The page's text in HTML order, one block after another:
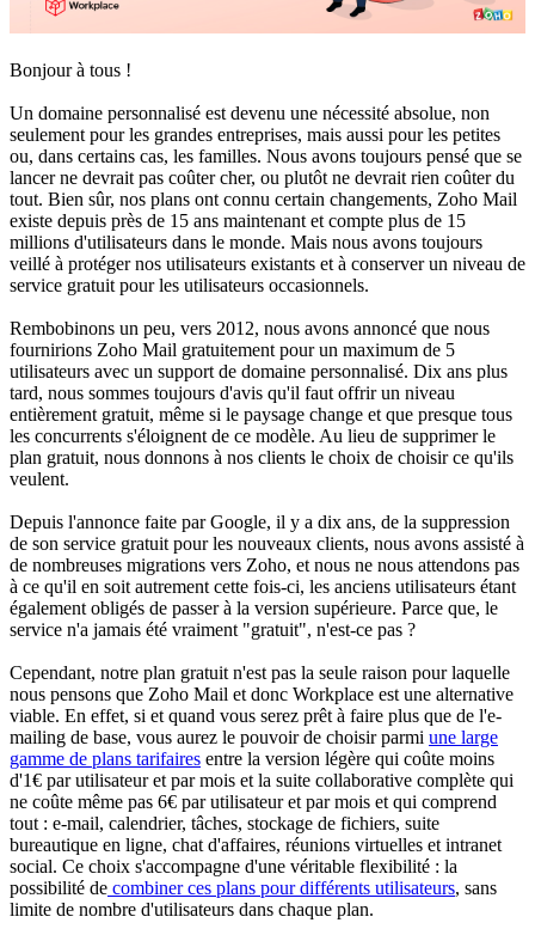
Bonjour à tous !
Un domaine personnalisé est devenu une nécessité absolue, non
seulement pour les grandes entreprises, mais aussi pour les petites
ou, dans certains cas, les familles. Nous avons toujours pensé que se
lancer ne devrait pas coûter cher, ou plutôt ne devrait rien coûter du
tout. Bien sûr, nos plans ont connu certain changements, Zoho Mail
existe depuis près de 15 ans maintenant et compte plus de 15
millions d'utilisateurs dans le monde. Mais nous avons toujours
veillé à protéger nos utilisateurs existants et à conserver un niveau de
service gratuit pour les utilisateurs occasionnels.
Rembobinons un peu, vers 2012, nous avons annoncé que nous
fournirions Zoho Mail gratuitement pour un maximum de 5
utilisateurs avec un support de domaine personnalisé. Dix ans plus
tard, nous sommes toujours d'avis qu'il faut offrir un niveau
entièrement gratuit, même si le paysage change et que presque tous
les concurrents s'éloignent de ce modèle. Au lieu de supprimer le
plan gratuit, nous donnons à nos clients le choix de choisir ce qu'ils
veulent.
Depuis l'annonce faite par Google, il y a dix ans, de la suppression
de son service gratuit pour les nouveaux clients, nous avons assisté à
de nombreuses migrations vers Zoho, et nous ne nous attendons pas
à ce qu'il en soit autrement cette fois-ci, les anciens utilisateurs étant
également obligés de passer à la version supérieure. Parce que, le
service n'a jamais été vraiment "gratuit", n'est-ce pas ?
Cependant, notre plan gratuit n'est pas la seule raison pour laquelle
nous pensons que Zoho Mail et donc Workplace est une alternative
viable. En effet, si et quand vous serez prêt à faire plus que de l'e-
mailing de base, vous aurez le pouvoir de choisir parmi une large
gamme de plans tarifaires entre la version légère qui coûte moins
d'1€ par utilisateur et par mois et la suite collaborative complète qui
ne coûte même pas 6€ par utilisateur et par mois et qui comprend
tout : e-mail, calendrier, tâches, stockage de fichiers, suite
bureautique en ligne, chat d'affaires, réunions virtuelles et intranet
social. Ce choix s'accompagne d'une véritable flexibilité : la
possibilité de combiner ces plans pour différents utilisateurs, sans
limite de nombre d'utilisateurs dans chaque plan.